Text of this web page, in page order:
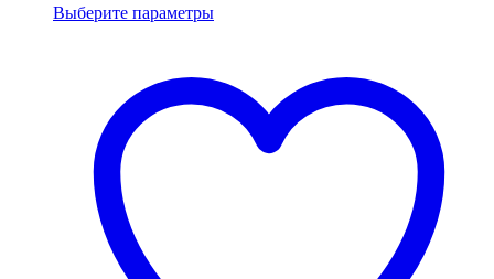
Выберите параметры